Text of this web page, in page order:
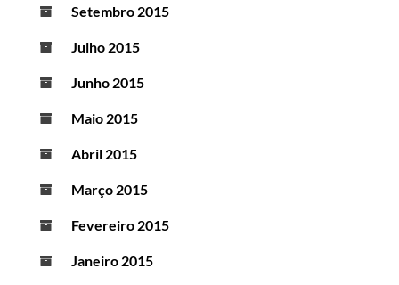
Setembro 2015
Julho 2015
Junho 2015
Maio 2015
Abril 2015
Março 2015
Fevereiro 2015
Janeiro 2015